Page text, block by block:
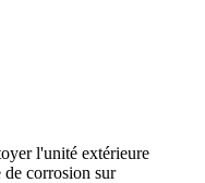
l'unité extérieure
de corrosion sur